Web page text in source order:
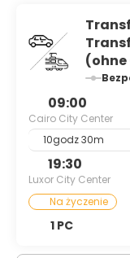
(ohne
09:00
Cairo City Center
10godz 30m
19:30
Luxor City Center
Na życzenie
1 PC